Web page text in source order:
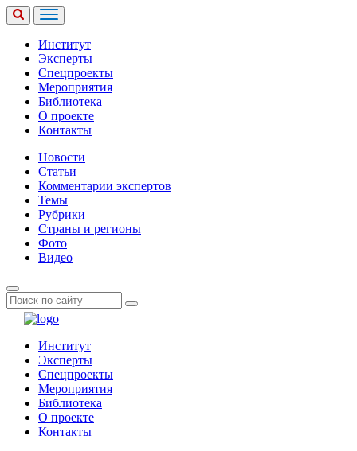
Институт
Эксперты
Спецпроекты
Мероприятия
Библиотека
О проекте
Контакты
Новости
Статьи
Комментарии экспертов
Темы
Рубрики
Страны и регионы
Фото
Видео
Институт
Эксперты
Спецпроекты
Мероприятия
Библиотека
О проекте
Контакты